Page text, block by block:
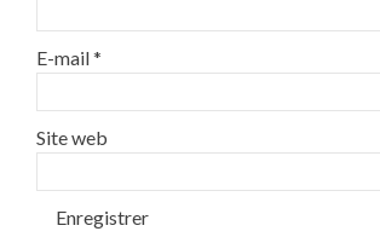
E-mail*
Site web
Enregistrer